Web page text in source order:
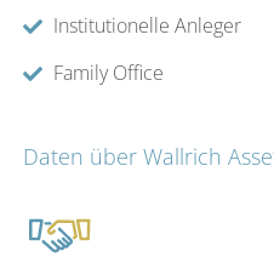
Institutionelle Anleger
Family Office
Daten über Wallrich